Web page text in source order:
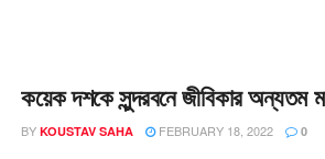
কয়েক দশকে সুন্দরবনে জীবিকার অন্যতম
BY KOUSTAV SAHA FEBRUARY 18, 2022 0